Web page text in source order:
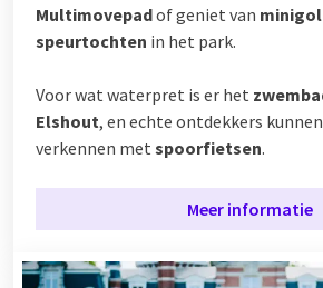
Multimovepadof geniet van
speurtochten in het park.
Voor wat waterpret is er het
Elshout, en echte ontdekkers
verkennen met spoorfietsen.
Meer informatie